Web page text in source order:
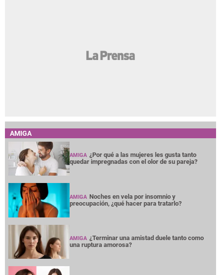
AMIGA
AMIGA ¿Por qué a las mujeres les gusta tanto
quedar impregnadas con el olor de su pareja?
AMIGA Noches en vela por insomnio y
preocupación, ¿qué hacer para tratarlo?
AMIGA ¿Terminar una amistad duele tanto como
una ruptura amorosa?